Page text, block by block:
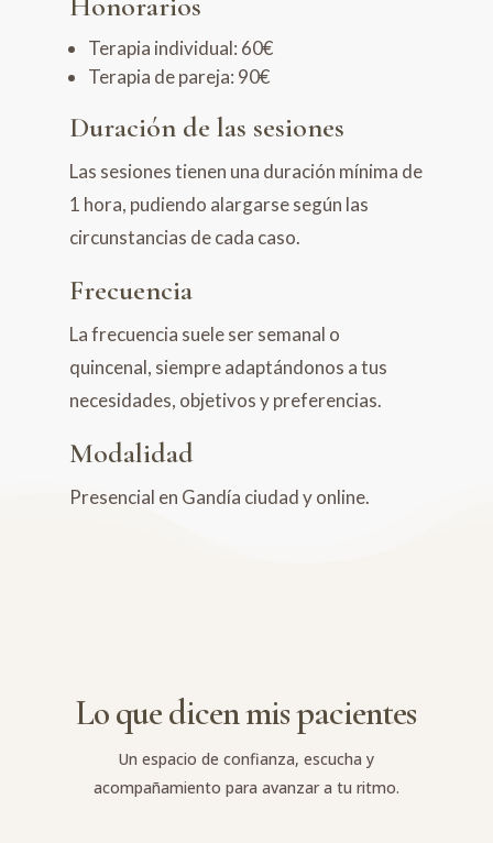
Terapia individual: 60€
Terapia de pareja: 90€
Duración de las sesiones
Las sesiones tienen una duración mínima de
1 hora, pudiendo alargarse según las
circunstancias de cada caso.
Frecuencia
La frecuencia suele ser semanal o
quincenal, siempre adaptándonos a tus
necesidades, objetivos y preferencias.
Modalidad
Presencial en Gandía ciudad y online.
Lo que dicen mis pacientes
Un espacio de confianza, escucha y
acompañamiento para avanzar a tu ritmo.